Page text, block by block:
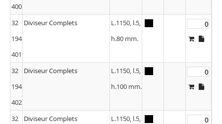
400
32
194
401
Diviseur Complets
L.1150, l.5,
h.80 mm.
32
194
402
Diviseur Complets
L.1150, l.5,
h.100 mm.
32
Diviseur Complets
L.1150, l.5,